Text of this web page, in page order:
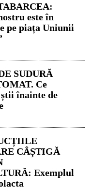
este în
pe piața Uniunii
SUDURĂ
Ce
înainte de
CÂȘTIGĂ
Exemplul